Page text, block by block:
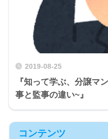
2019-08-25
『知って学ぶ、分譲
事と監事の違い~』
コンテンツ